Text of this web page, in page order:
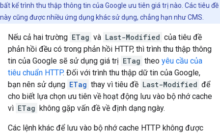
bất kể trình thu thập thông tin của Google ưu tiên giá trị nào. Các tiêu đề
này cũng được nhiều ứng dụng khác sử dụng, chẳng hạn như CMS.
Nếu cả hai trường ETag và Last-Modified của tiêu đề
phản hồi đều có trong phản hồi HTTP, thì trình thu thập thông
tin của Google sẽ sử dụng giá trị ETag theo yêu cầu của
tiêu chuẩn HTTP. Đối với trình thu thập dữ tin của Google,
bạn nên sử dụng ETag thay vì tiêu đề Last-Modified để
cho biết lựa chọn ưu tiên về hoạt động lưu vào bộ nhớ cache
vì ETag không gặp vấn đề về định dạng ngày.
Các lệnh khác để lưu vào bộ nhớ cache HTTP không được